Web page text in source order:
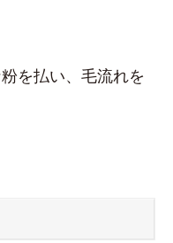
を払い、毛流れを